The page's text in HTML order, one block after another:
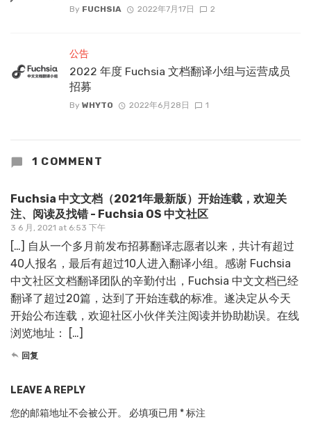
By FUCHSIA 2022年7月17日 2
公告
2022 年度 Fuchsia 文档翻译小组与运营成员
招募
By WHYTO 2022年6月28日 1
1 COMMENT
Fuchsia 中文文档（2021年最新版）开始连载，欢迎关
注、阅读及找错 - Fuchsia OS 中文社区
3 6 月, 2021 at 6:53 下午
[…] 自从一个多月前发布招募翻译志愿者以来，共计有超过
40人报名，最后有超过10人进入翻译小组。感谢 Fuchsia
中文社区文档翻译团队的辛勤付出，Fuchsia 中文文档已经
翻译了超过20篇，达到了开始连载的标准。遂决定从今天
开始公布连载，欢迎社区小伙伴关注阅读并协助勘误。在线
浏览地址： […]
回复
LEAVE A REPLY
您的邮箱地址不会被公开。
必填项已用 *标注